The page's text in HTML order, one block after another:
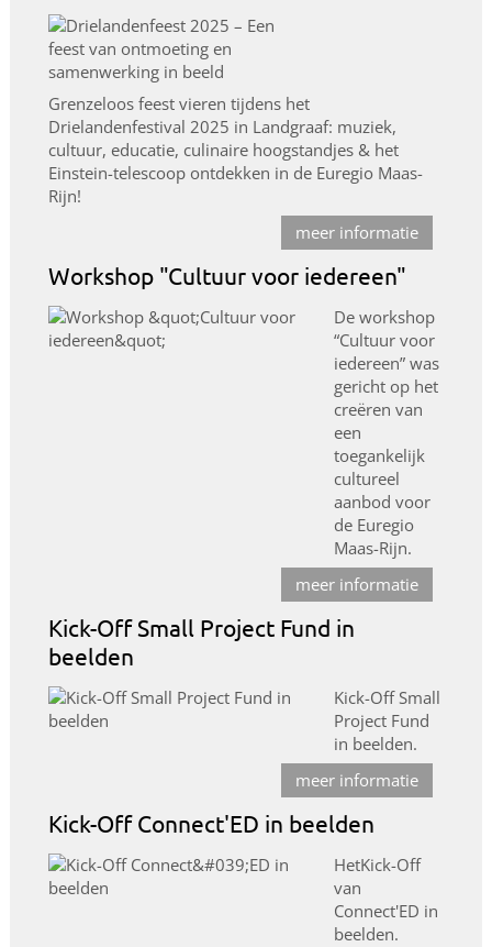
Grenzeloos feest vieren tijdens het
Drielandenfestival 2025 in Landgraaf: muziek,
cultuur, educatie, culinaire hoogstandjes & het
Einstein-telescoop ontdekken in de Euregio Maas-
Rijn!
meer informatie
Workshop "Cultuur voor iedereen"
De workshop
“Cultuur voor
iedereen” was
gericht op het
creëren van
een
toegankelijk
cultureel
aanbod voor
de Euregio
Maas-Rijn.
meer informatie
Kick-Off Small Project Fund in
beelden
Kick-Off Small
Project Fund
in beelden.
meer informatie
Kick-Off Connect'ED in beelden
HetKick-Off
van
Connect'ED in
beelden.